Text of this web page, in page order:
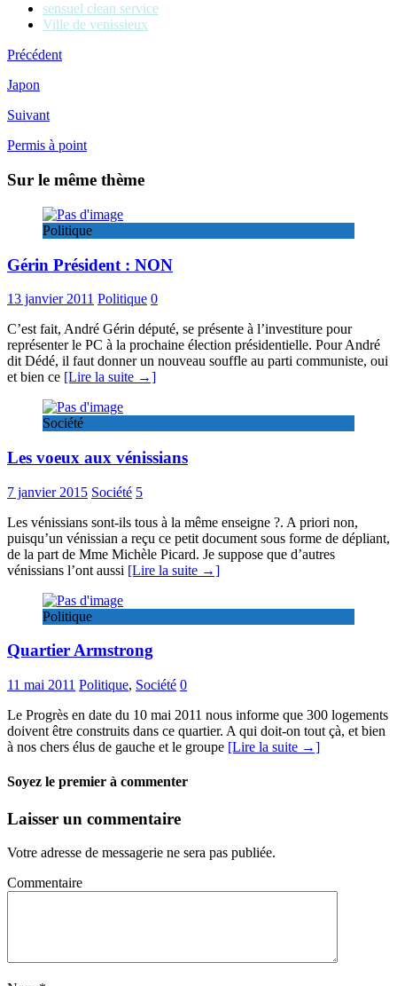
sensuel clean service
Ville de venissieux
Précédent
Japon
Suivant
Permis à point
Sur le même thème
Politique
Gérin Président : NON
13 janvier 2011 Politique 0
C’est fait, André Gérin député, se présente à l’investiture pour
représenter le PC à la prochaine élection présidentielle. Pour André
dit Dédé, il faut donner un nouveau souffle au parti communiste, oui
et bien ce [Lire la suite →]
Société
Les voeux aux vénissians
7 janvier 2015 Société 5
Les vénissians sont-ils tous à la même enseigne ?. A priori non,
puisqu’un vénissian a reçu ce petit document sous forme de dépliant,
de la part de Mme Michèle Picard. Je suppose que d’autres
vénissians l’ont aussi [Lire la suite →]
Politique
Quartier Armstrong
11 mai 2011 Politique, Société 0
Le Progrès en date du 10 mai 2011 nous informe que 300 logements
doivent être construits dans ce quartier. A qui doit-on tout çà, et bien
à nos chers élus de gauche et le groupe [Lire la suite →]
Soyez le premier à commenter
Laisser un commentaire
Votre adresse de messagerie ne sera pas publiée.
Commentaire